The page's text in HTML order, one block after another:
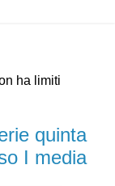
ha limiti
quinta
I media